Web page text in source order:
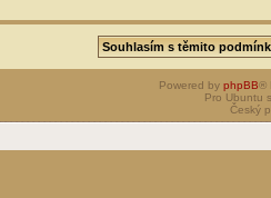
Powered by phpBB®
Pro Ubuntu
Český